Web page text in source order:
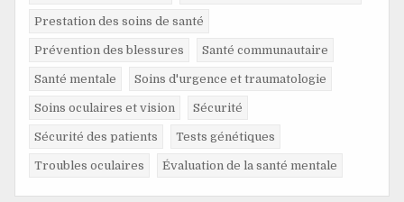
Prestation des soins de santé
Prévention des blessures Santé communautaire
Santé mentale Soins d'urgence et traumatologie
Soins oculaires et vision Sécurité
Sécurité des patients Tests génétiques
Troubles oculaires Évaluation de la santé mentale